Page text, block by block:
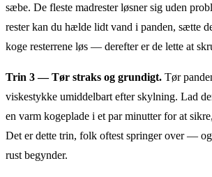
sæbe. De fleste madrester løsner sig uden
rester kan du hælde lidt vand i panden, sætte
koge resterrene løs — derefter er de lette at
Trin 3 — Tør straks og grundigt. Tør
viskestykke umiddelbart efter skylning. Lad
en varm kogeplade i et par minutter for at
Det er dette trin, folk oftest springer over —
rust begynder.